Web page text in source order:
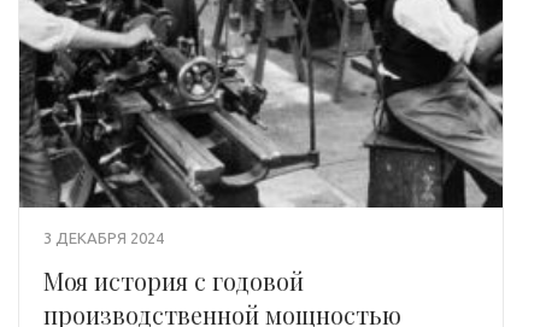
3 ДЕКАБРЯ 2024
Моя история с годовой
производственной мощностью